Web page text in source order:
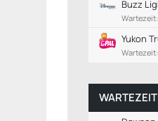
Buzz
Wartezeit:
Yukon
Wartezeit: